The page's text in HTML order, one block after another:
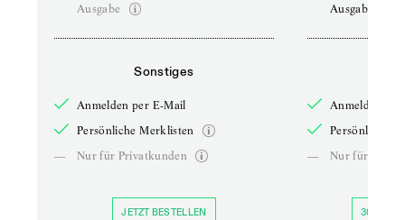
Ausgabe
Sonstiges
Anmelden per E-Mail
Persönliche Merklisten
—
Nur für Privatkunden
JETZT BESTELLEN
Ausgabe
Anmelden
Persönliche
—
Nur für
30 TAGE